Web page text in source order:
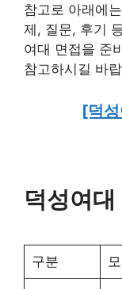
참고로 아래에
제, 질문, 후기
여대 면접을 준
참고하시길 바
[덕
덕성여대
구분